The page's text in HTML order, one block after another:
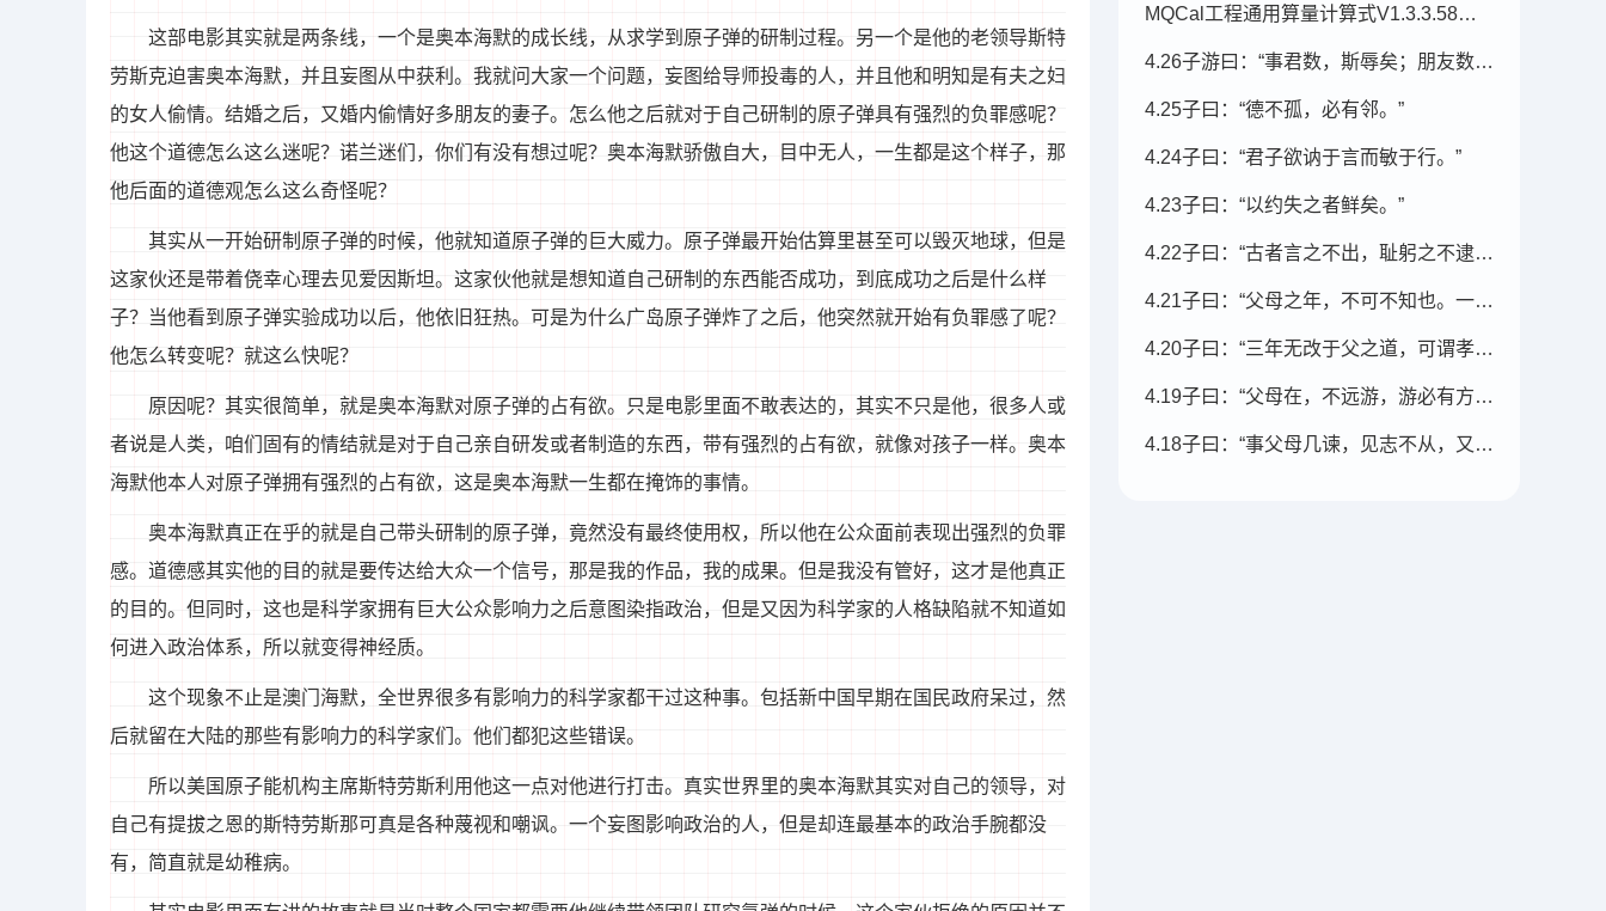
这部电影其实就是两条线，一个是奥本海默的成长线，从求学到原子弹的研制过程。另一个是他的老领导斯特
劳斯克迫害奥本海默，并且妄图从中获利。我就问大家一个问题，妄图给导师投毒的人，并且他和明知是有夫之妇
的女人偷情。结婚之后，又婚内偷情好多朋友的妻子。怎么他之后就对于自己研制的原子弹具有强烈的负罪感呢？
他这个道德怎么这么迷呢？诺兰迷们，你们有没有想过呢？奥本海默骄傲自大，目中无人，一生都是这个样子，那
他后面的道德观怎么这么奇怪呢？
其实从一开始研制原子弹的时候，他就知道原子弹的巨大威力。原子弹最开始估算里甚至可以毁灭地球，但是
这家伙还是带着侥幸心理去见爱因斯坦。这家伙他就是想知道自己研制的东西能否成功，到底成功之后是什么样
子？当他看到原子弹实验成功以后，他依旧狂热。可是为什么广岛原子弹炸了之后，他突然就开始有负罪感了呢？
他怎么转变呢？就这么快呢？
原因呢？其实很简单，就是奥本海默对原子弹的占有欲。只是电影里面不敢表达的，其实不只是他，很多人或
者说是人类，咱们固有的情结就是对于自己亲自研发或者制造的东西，带有强烈的占有欲，就像对孩子一样。奥本
海默他本人对原子弹拥有强烈的占有欲，这是奥本海默一生都在掩饰的事情。
奥本海默真正在乎的就是自己带头研制的原子弹，竟然没有最终使用权，所以他在公众面前表现出强烈的负罪
感。道德感其实他的目的就是要传达给大众一个信号，那是我的作品，我的成果。但是我没有管好，这才是他真正
的目的。但同时，这也是科学家拥有巨大公众影响力之后意图染指政治，但是又因为科学家的人格缺陷就不知道如
何进入政治体系，所以就变得神经质。
这个现象不止是澳门海默，全世界很多有影响力的科学家都干过这种事。包括新中国早期在国民政府呆过，然
后就留在大陆的那些有影响力的科学家们。他们都犯这些错误。
所以美国原子能机构主席斯特劳斯利用他这一点对他进行打击。真实世界里的奥本海默其实对自己的领导，对
自己有提拔之恩的斯特劳斯那可真是各种蔑视和嘲讽。一个妄图影响政治的人，但是却连最基本的政治手腕都没
有，简直就是幼稚病。
MQCal工程通用算量计算式V1.3.3.58（2026.07.05发布）
4.26子游曰：“事君数，斯辱矣；朋友数，斯疏矣。
4.25子曰：“德不孤，必有邻。”
4.24子曰：“君子欲讷于言而敏于行。”
4.23子曰：“以约失之者鲜矣。”
4.22子曰：“古者言之不出，耻躬之不逮也。
4.21子曰：“父母之年，不可不知也。一则以喜，一则以惧。
4.20子曰：“三年无改于父之道，可谓孝矣。”
4.19子曰：“父母在，不远游，游必有方。”
4.18子曰：“事父母几谏，见志不从，又敬不违，劳而不怨。”